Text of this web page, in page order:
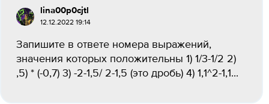
lina00p0cjtl
12.12.2022 19:14
Запишите в ответе номера выражений,
значения которых положительны 1) 1/3-1/2 2)
,5) * (-0,7) 3) -2-1,5/ 2-1,5 (это дробь) 4) 1,1^2-1,1...